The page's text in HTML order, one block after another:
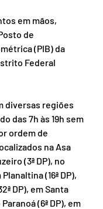
em mãos,
de
(PIB) da
Federal
diversas regiões
das 7h às 19h sem
ordem de
na Asa
(3ª DP), no
(16ª DP),
DP), em Santa
Paranoá (6ª DP), em